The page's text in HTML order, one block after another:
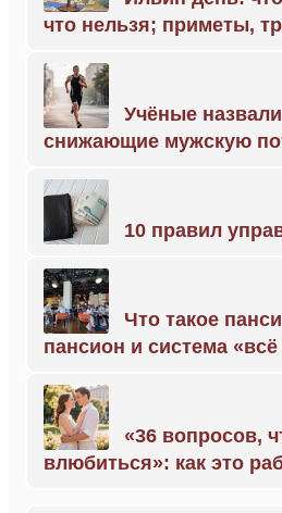
что нельзя; приметы,
Учёные
снижающие мужскую
10 правил
Что такое
пансион и система
«36 вопросов,
влюбиться»: как это